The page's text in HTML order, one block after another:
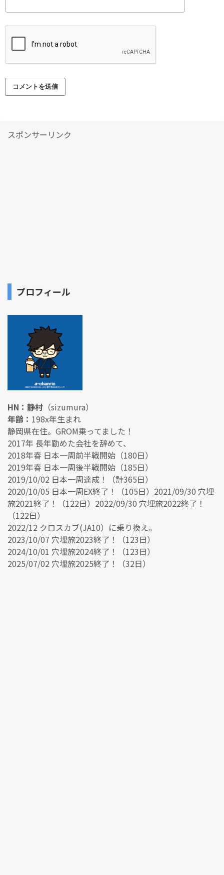
スポンサーリンク
プロフィール
HN：静村 （sizumura）
年齢： 198x年生まれ
静岡県在住。GROM乗ってました！
2017年 長年勤めた会社を辞めて、
2018年春 日本一周前半戦開始（180日）
2019年春 日本一周後半戦開始（185日）
2019/10/02 日本一周達成！（計365日）
2020/10/05 日本一周EX終了！（105日）2021/09/30 穴埋
旅2021終了！（122日）2022/09/30 穴埋旅2022終了！
（122日）
2022/12 クロスカブ(JA10）に乗り換え。
2023/10/07 穴埋旅2023終了！（123日）
2024/10/01 穴埋旅2024終了！（123日）
2025/07/02 穴埋旅2025終了！（32日）